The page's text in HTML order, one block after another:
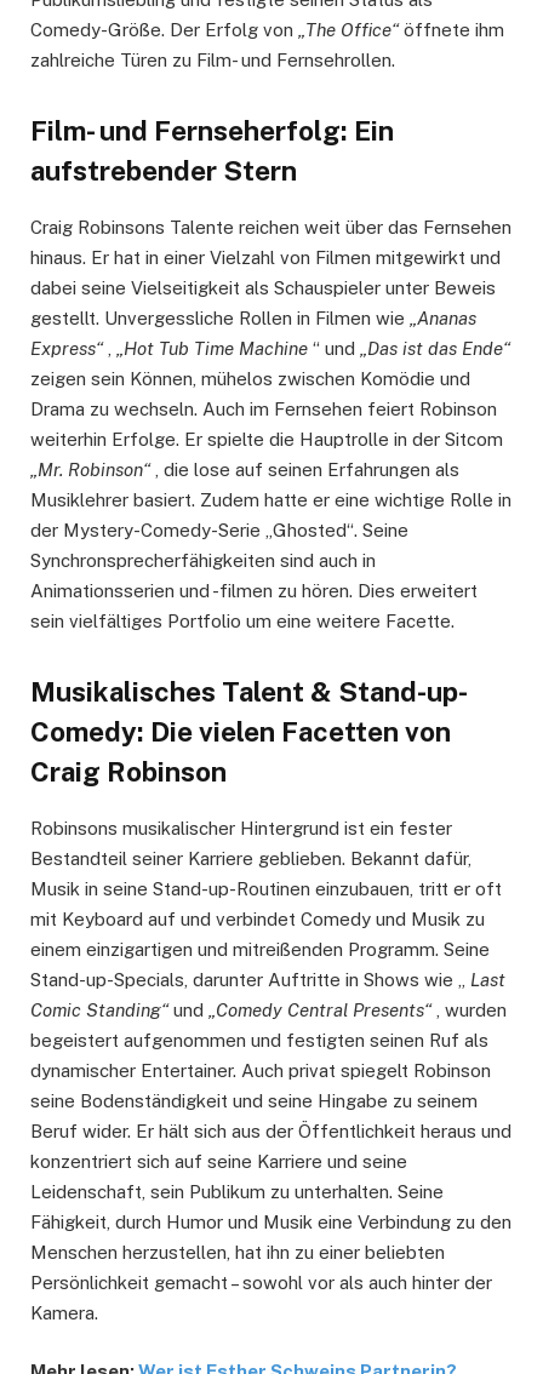
Comedy-Größe. Der Erfolg von
„The Office“öffnete ihm
zahlreiche Türen zu Film- und Fernsehrollen.
Film- und Fernseherfolg: Ein
aufstrebender Stern
Craig Robinsons Talente reichen weit über das Fernsehen
hinaus. Er hat in einer Vielzahl von Filmen mitgewirkt und
dabei seine Vielseitigkeit als Schauspieler unter Beweis
gestellt. Unvergessliche Rollen in Filmen wie
„Ananas
Express“, „Hot Tub Time Machine “ und
„Das ist das Ende“
zeigen sein Können, mühelos zwischen Komödie und
Drama zu wechseln. Auch im Fernsehen feiert Robinson
weiterhin Erfolge. Er spielte die Hauptrolle in der Sitcom
„Mr. Robinson“, die lose auf seinen Erfahrungen als
Musiklehrer basiert. Zudem hatte er eine wichtige Rolle in
der Mystery-Comedy-Serie „Ghosted“. Seine
Synchronsprecherfähigkeiten sind auch in
Animationsserien und -filmen zu hören. Dies erweitert
sein vielfältiges Portfolio um eine weitere Facette.
Musikalisches Talent & Stand-up-
Comedy: Die vielen Facetten von
Craig Robinson
Robinsons musikalischer Hintergrund ist ein fester
Bestandteil seiner Karriere geblieben. Bekannt dafür,
Musik in seine Stand-up-Routinen einzubauen, tritt er oft
mit Keyboard auf und verbindet Comedy und Musik zu
einem einzigartigen und mitreißenden Programm. Seine
Stand-up-Specials, darunter Auftritte in Shows wie „ Last
Comic Standing“und „Comedy Central Presents“, wurden
begeistert aufgenommen und festigten seinen Ruf als
dynamischer Entertainer. Auch privat spiegelt Robinson
seine Bodenständigkeit und seine Hingabe zu seinem
Beruf wider. Er hält sich aus der Öffentlichkeit heraus und
konzentriert sich auf seine Karriere und seine
Leidenschaft, sein Publikum zu unterhalten. Seine
Fähigkeit, durch Humor und Musik eine Verbindung zu den
Menschen herzustellen, hat ihn zu einer beliebten
Persönlichkeit gemacht – sowohl vor als auch hinter der
Kamera.